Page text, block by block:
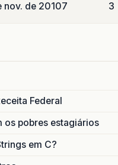
nov. de 20107 3
Federal
os pobres estagiários
em C?